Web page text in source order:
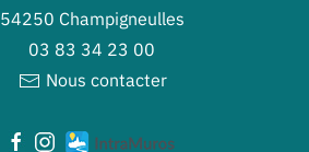
54250 Champigneulles
03 83 34 23 00
Nous contacter